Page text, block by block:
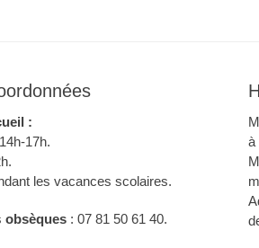
:
17h.
les vacances scolaires.
obsèques : 07 81 50 61 40.
à